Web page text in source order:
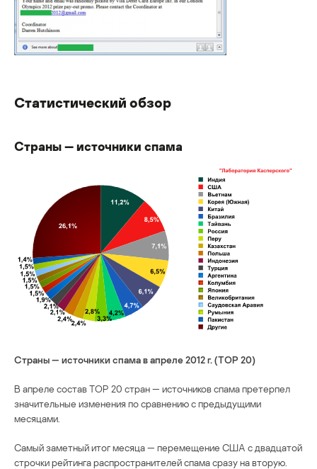
Статистический обзор
Страны — источники спама
Страны — источники спама в апреле 2012 г. (TOP 20)
В апреле состав TOP 20 стран — источников спама претерпел
значительные изменения по сравнению с предыдущими
месяцами.
Самый заметный итог месяца — перемещение США с двадцатой
строчки рейтинга распространителей спама сразу на вторую.